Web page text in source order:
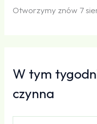
Otworzymy znów 7
W tym
czynna